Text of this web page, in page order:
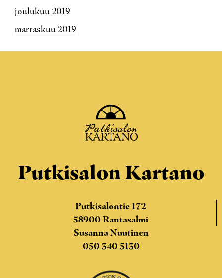
joulukuu 2019
marraskuu 2019
Putkisalon Kartano
Putkisalontie 172
58900 Rantasalmi
Susanna Nuutinen
050 340 5130